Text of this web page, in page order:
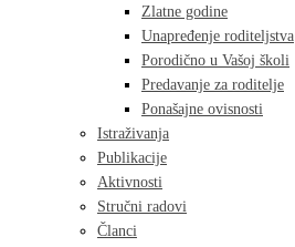
Zlatne godine
Unapređenje roditeljstva
Porodično u Vašoj školi
Predavanje za roditelje
Ponašajne ovisnosti
Istraživanja
Publikacije
Aktivnosti
Stručni radovi
Članci